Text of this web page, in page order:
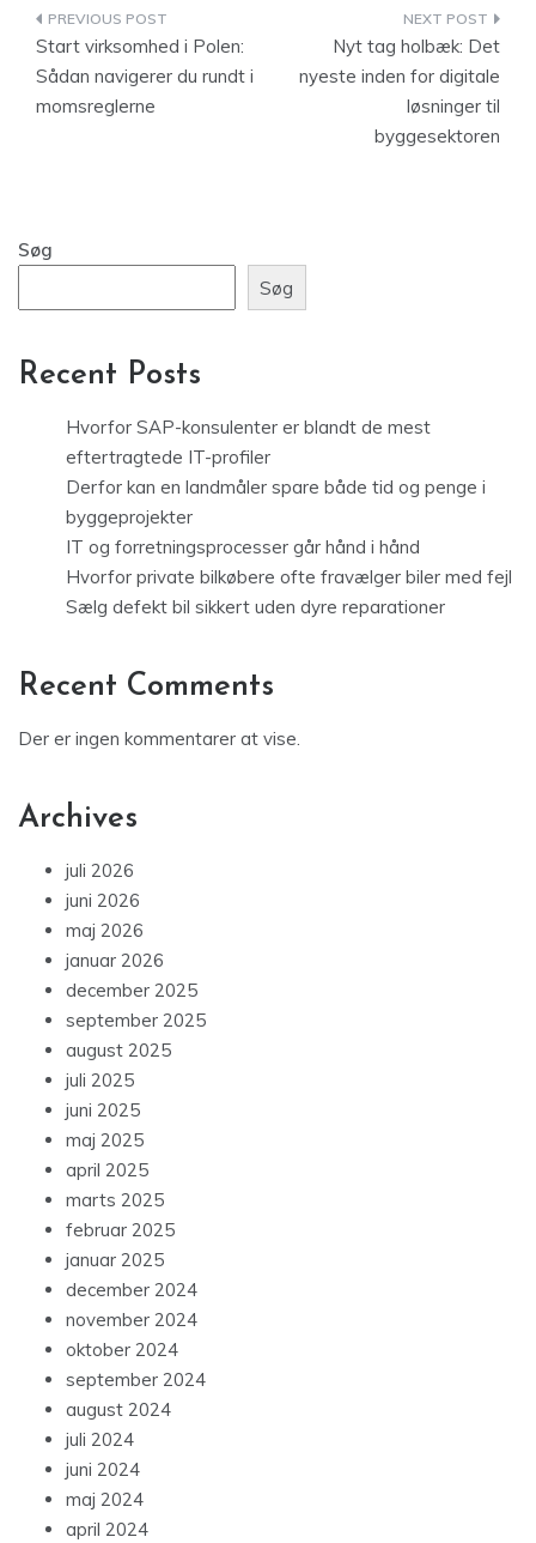
Indlægsnavigation
Start virksomhed i Polen:
Sådan navigerer du rundt i
momsreglerne
Nyt tag holbæk: Det
nyeste inden for digitale
løsninger til
byggesektoren
Søg
Søg
Recent Posts
Hvorfor SAP-konsulenter er blandt de mest
eftertragtede IT-profiler
Derfor kan en landmåler spare både tid og penge i
byggeprojekter
IT og forretningsprocesser går hånd i hånd
Hvorfor private bilkøbere ofte fravælger biler med fejl
Sælg defekt bil sikkert uden dyre reparationer
Recent Comments
Der er ingen kommentarer at vise.
Archives
juli 2026
juni 2026
maj 2026
januar 2026
december 2025
september 2025
august 2025
juli 2025
juni 2025
maj 2025
april 2025
marts 2025
februar 2025
januar 2025
december 2024
november 2024
oktober 2024
september 2024
august 2024
juli 2024
juni 2024
maj 2024
april 2024